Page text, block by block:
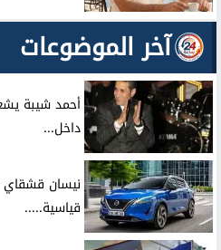
آخر الموضوعات
أحمد شيبة
داخل...
قياسية.....